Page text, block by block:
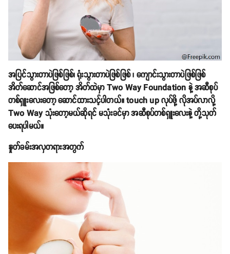
အပြင်သွားတာပဲဖြစ်ဖြစ်၊ ရုံးသွားတာပဲဖြစ်ဖြစ် ၊ ကျောင်းသွားတာပဲဖြစ်ဖြစ်
အိတ်ဆောင်အဖြစ်တော့ အိတ်ထဲမှာ Two Way Foundation နဲ့ အဆီစုပ်
တစ်ရှူးလေးတော့ ဆောင်ထားသင့်ပါတယ်။ touch up လုပ်ဖို့ လိုအပ်လာလို့
Two Way သုံးတော့မယ်ဆိုရင် မသုံးခင်မှာ အဆီစုပ်တစ်ရှူးလေးနဲ့ တို့သုတ်
ပေးရပါမယ်။
နှုတ်ခမ်းအလှတရားအတွက်